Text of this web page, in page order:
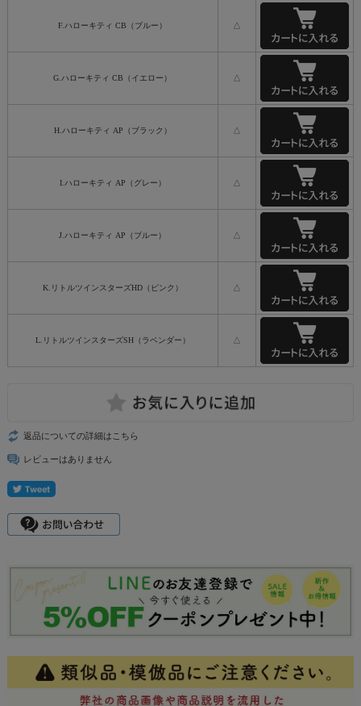
F.ハローキティ CB（ブルー） △
G.ハローキティ CB（イエロー） △
H.ハローキティ AP（ブラック） △
I.ハローキティ AP（グレー） △
J.ハローキティ AP（ブルー） △
K.リトルツインスターズHD（ピンク） △
L.リトルツインスターズSH（ラベンダー） △
返品についての詳細はこちら
レビューはありません